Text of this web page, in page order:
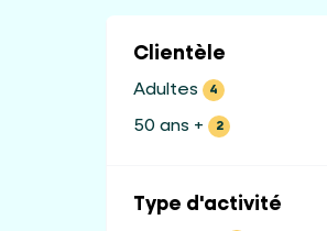
Clientèle
Adultes 4
50 ans + 2
Type d'activité